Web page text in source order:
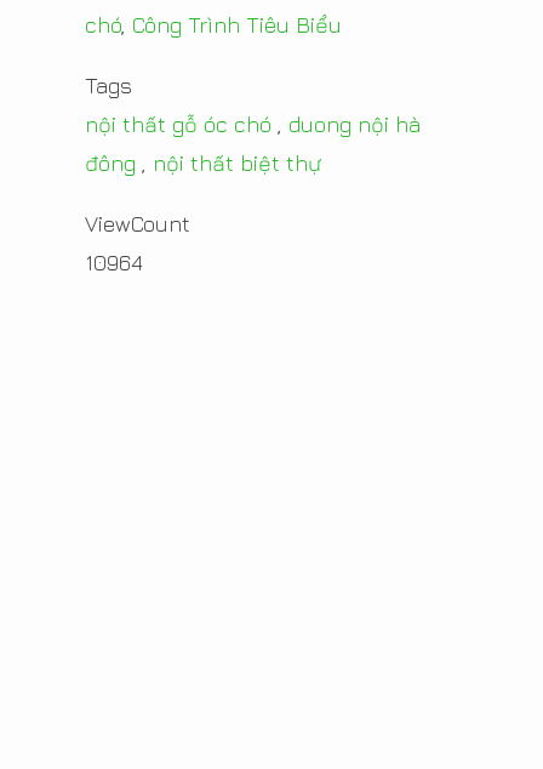
chó Công Trình Tiêu Biểu
Tags
nội thất gỗ óc chó
duong nội hà
đông
nội thất biệt thự
ViewCount
10964